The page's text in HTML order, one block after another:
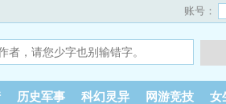
账号：
历史军事 科幻灵异 网游竞技 女